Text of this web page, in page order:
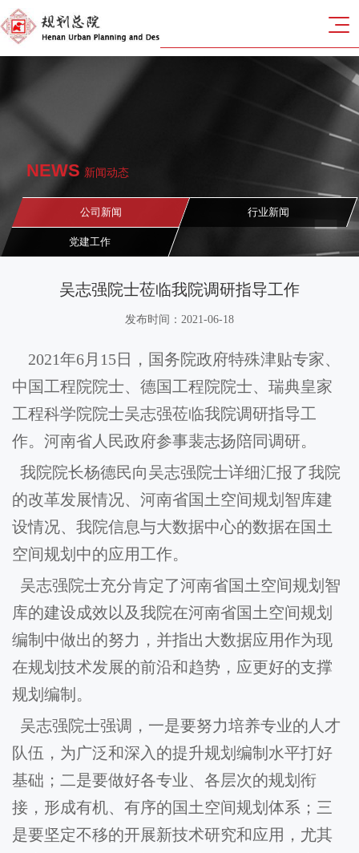
NEWS 新闻动态
公司新闻 行业新闻
党建工作
吴志强院士莅临我院调研指导工作
发布时间：2021-06-18
2021年6月15日，国务院政府特殊津贴专家、
中国工程院院士、德国工程院院士、瑞典皇家
工程科学院院士吴志强莅临我院调研指导工
作。河南省人民政府参事裴志扬陪同调研。
我院院长杨德民向吴志强院士详细汇报了我院
的改革发展情况、河南省国土空间规划智库建
设情况、我院信息与大数据中心的数据在国土
空间规划中的应用工作。
吴志强院士充分肯定了河南省国土空间规划智
库的建设成效以及我院在河南省国土空间规划
编制中做出的努力，并指出大数据应用作为现
在规划技术发展的前沿和趋势，应更好的支撑
规划编制。
吴志强院士强调，一是要努力培养专业的人才
队伍，为广泛和深入的提升规划编制水平打好
基础；二是要做好各专业、各层次的规划衔
接，形成有机、有序的国土空间规划体系；三
是要坚定不移的开展新技术研究和应用，尤其